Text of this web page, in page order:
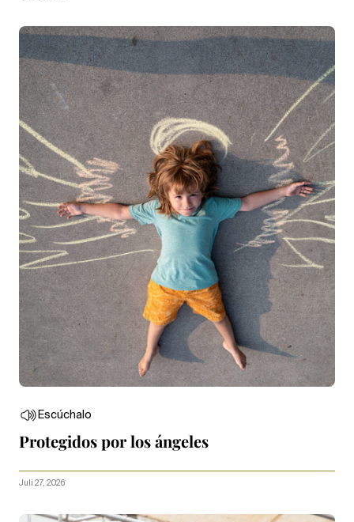
Escúchalo
Protegidos por los ángeles
Juli 27, 2026